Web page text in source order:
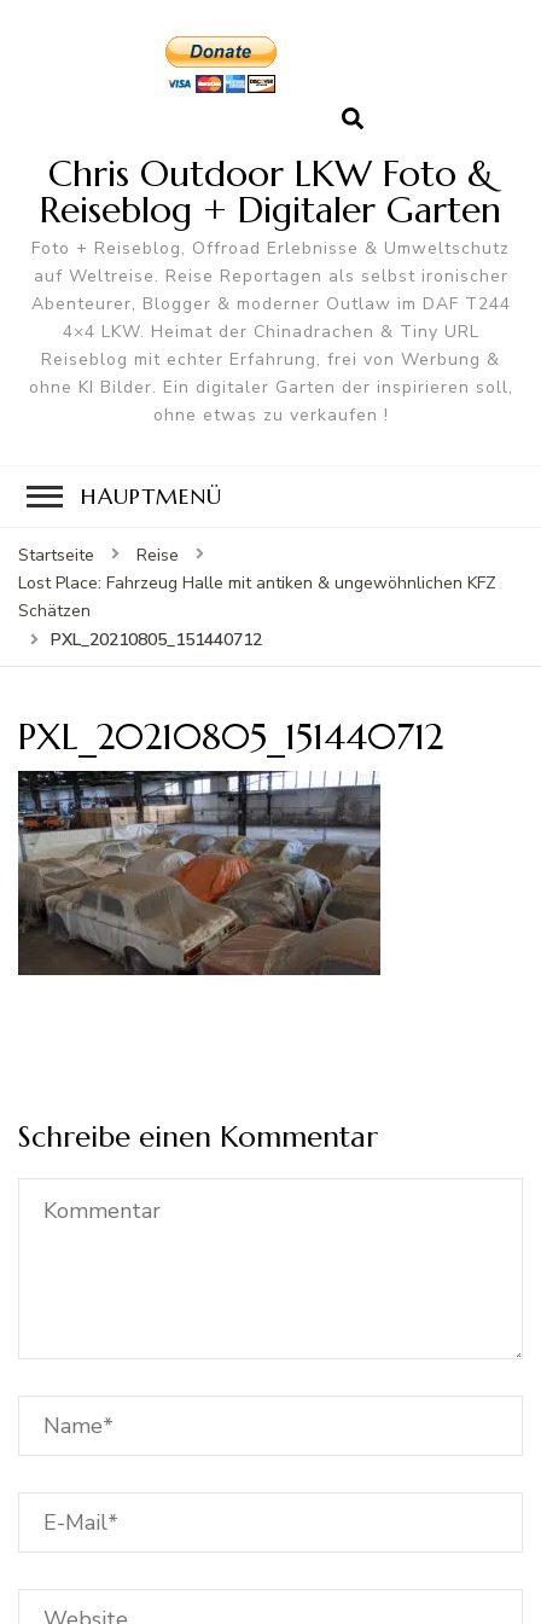
Chris Outdoor LKW Foto &
Reiseblog + Digitaler Garten
Foto + Reiseblog, Offroad Erlebnisse & Umweltschutz
auf Weltreise. Reise Reportagen als selbst ironischer
Abenteurer, Blogger & moderner Outlaw im DAF T244
4×4 LKW. Heimat der Chinadrachen & Tiny URL
Reiseblog mit echter Erfahrung, frei von Werbung &
ohne KI Bilder. Ein digitaler Garten der inspirieren soll,
ohne etwas zu verkaufen !
HAUPTMENÜ
Startseite
Reise
Lost Place: Fahrzeug Halle mit antiken & ungewöhnlichen KFZ
Schätzen
PXL_20210805_151440712
PXL_20210805_151440712
Schreibe einen Kommentar